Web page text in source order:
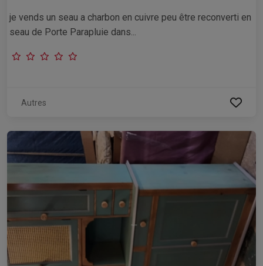
je vends un seau a charbon en cuivre peu être reconverti en
seau de Porte Parapluie dans...
Autres